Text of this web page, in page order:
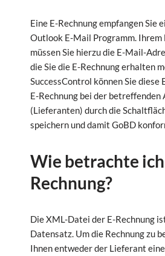
Eine E-Rechnung empfangen Sie
Outlook E-Mail Programm.
müssen Sie hierzu die E-Mail-
die Sie die E-Rechnung erhalten
SuccessControl können Sie
E-Rechnung bei der betreffenden
(Lieferanten) durch die
speichern und damit GoBD
Wie betrachte
Rechnung?
Die XML-Datei der E-Rechnung
Datensatz. Um die Rechnung zu
Ihnen entweder der Lieferant